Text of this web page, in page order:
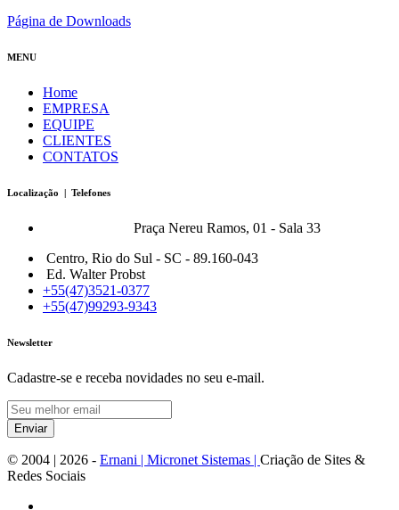
Página de Downloads
MENU
Home
EMPRESA
EQUIPE
CLIENTES
CONTATOS
Localização | Telefones
Praça Nereu Ramos, 01 - Sala 33
Centro, Rio do Sul - SC - 89.160-043
Ed. Walter Probst
+55(47)3521-0377
+55(47)99293-9343
Newsletter
Cadastre-se e receba novidades no seu e-mail.
Enviar
© 2004 | 2026 - Ernani | Micronet Sistemas | Criação de Sites &
Redes Sociais